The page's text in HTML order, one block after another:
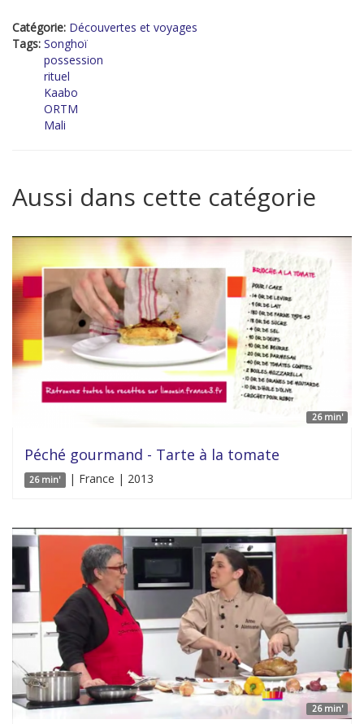
Catégorie: Découvertes et voyages
Tags: Songhoï
possession
rituel
Kaabo
ORTM
Mali
Aussi dans cette catégorie
26 min'
Péché gourmand - Tarte à la tomate
26 min' | France | 2013
26 min'